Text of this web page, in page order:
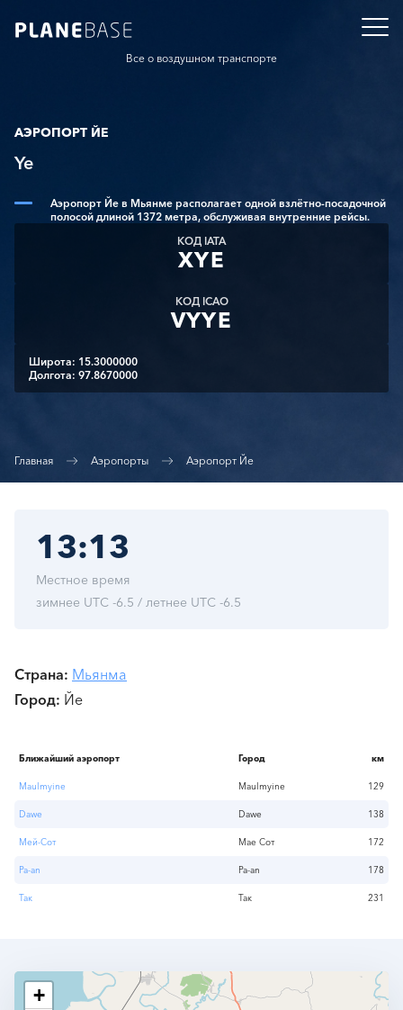
Все о воздушном транспорте
АЭРОПОРТ ЙЕ
Ye
Аэропорт Йе в Мьянме располагает одной взлётно-посадочной
полосой длиной 1372 метра, обслуживая внутренние рейсы.
КОД IATA
XYE
КОД ICAO
VYYE
Широта: 15.3000000
Долгота: 97.8670000
Главная Аэропорты Аэропорт Йе
13:13
Местное время
зимнее UTC -6.5 / летнее UTC -6.5
Страна Мьянма
Город Йе
Ближайший аэропорт Город км
Maulmyine Maulmyine 129
Dawe Dawe 138
Мей-Сот Мае Сот 172
Pa-an Pa-an 178
Так Так 231
+